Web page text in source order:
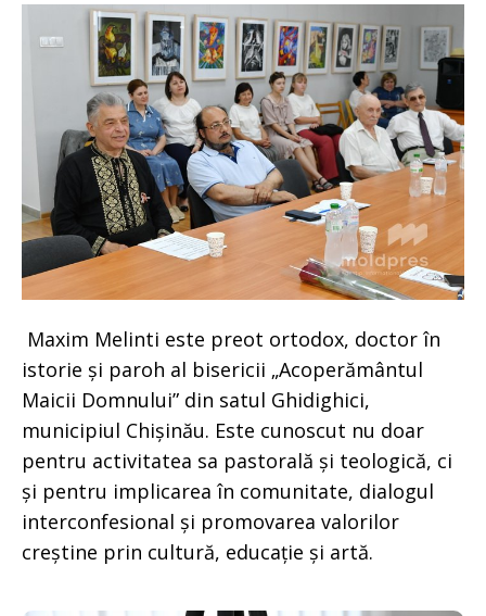
Maxim Melinti este preot ortodox, doctor în
istorie și paroh al bisericii „Acoperământul
Maicii Domnului” din satul Ghidighici,
municipiul Chișinău. Este cunoscut nu doar
pentru activitatea sa pastorală și teologică, ci
și pentru implicarea în comunitate, dialogul
interconfesional și promovarea valorilor
creștine prin cultură, educație și artă.